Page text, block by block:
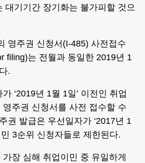
대기기간 장기화는 불가피할 것으
영주권 신청서(I-485) 사전접수
filing)는 전월과 동일한 2019년 1
.
‘2019년 1월 1일’ 이전인 취업
주권 신청서를 사전 접수할 수
권 발급은 우선일자가 ‘2017년 1
3순위 신청자들로 제한된다.
장 심해 취업이민 중 유일하게